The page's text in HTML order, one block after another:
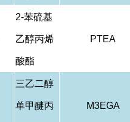
2-苯硫基
乙醇丙烯
酸酯
PTEA
三乙二醇
单甲醚丙 M3EGA